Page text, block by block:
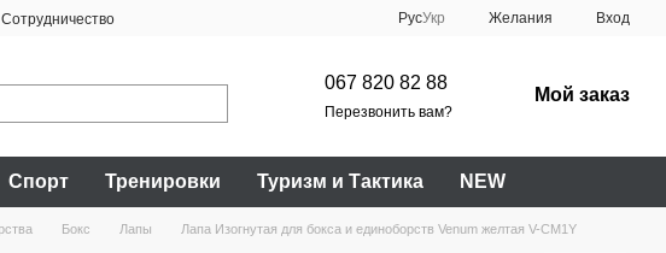
Сотрудничество РусУкр Желания Вход
067 820 82 88
Перезвонить вам?
Мой заказ
Спорт Тренировки Туризм и Тактика NEW
Бокс Лапы Лапа Изогнутая для бокса и единоборств Venum желтая V-CM1Y